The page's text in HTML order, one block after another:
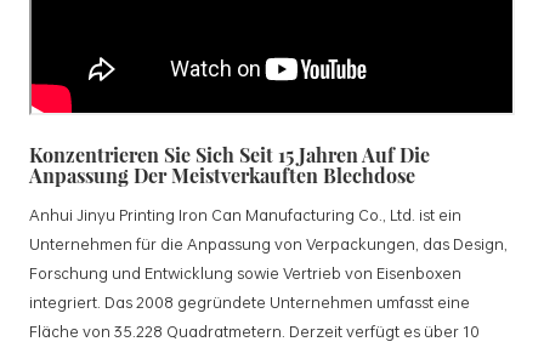
Konzentrieren Sie Sich Seit 15 Jahren Auf Die
Anpassung Der Meistverkauften Blechdose
Anhui Jinyu Printing Iron Can Manufacturing Co., Ltd. ist ein
Unternehmen für die Anpassung von Verpackungen, das Design,
Forschung und Entwicklung sowie Vertrieb von Eisenboxen
integriert. Das 2008 gegründete Unternehmen umfasst eine
Fläche von 35.228 Quadratmetern. Derzeit verfügt es über 10